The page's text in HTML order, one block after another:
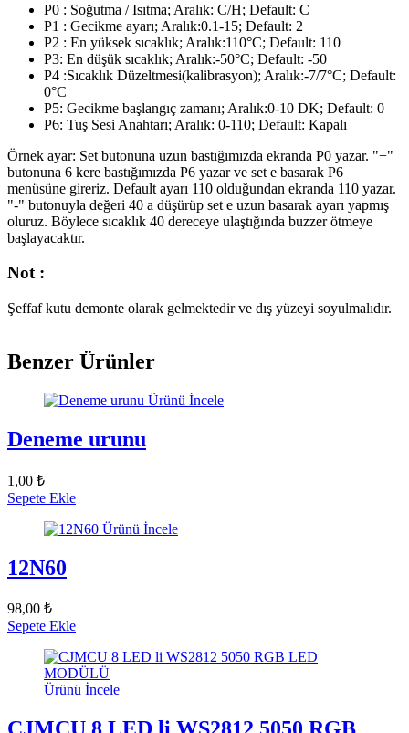
P0 : Soğutma / Isıtma; Aralık: C/H; Default: C
P1 : Gecikme ayarı; Aralık:0.1-15; Default: 2
P2 : En yüksek sıcaklık; Aralık:110°C; Default: 110
P3: En düşük sıcaklık; Aralık:-50°C; Default: -50
P4 :Sıcaklık Düzeltmesi(kalibrasyon); Aralık:-7/7°C; Default:
0°C
P5: Gecikme başlangıç zamanı; Aralık:0-10 DK; Default: 0
P6: Tuş Sesi Anahtarı; Aralık: 0-110; Default: Kapalı
Örnek ayar: Set butonuna uzun bastığımızda ekranda P0 yazar. "+"
butonuna 6 kere bastığımızda P6 yazar ve set e basarak P6
menüsüne gireriz. Default ayarı 110 olduğundan ekranda 110 yazar.
"-" butonuyla değeri 40 a düşürüp set e uzun basarak ayarı yapmış
oluruz. Böylece sıcaklık 40 dereceye ulaştığında buzzer ötmeye
başlayacaktır.
Not :
Şeffaf kutu demonte olarak gelmektedir ve dış yüzeyi soyulmalıdır.
Benzer Ürünler
Ürünü İncele
Deneme urunu
1,00 ₺
Sepete Ekle
Ürünü İncele
12N60
98,00 ₺
Sepete Ekle
Ürünü İncele